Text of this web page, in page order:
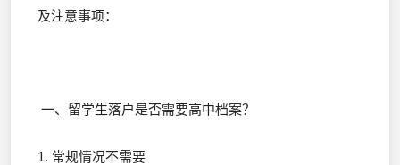
及注意事项：
一、留学生落户是否需要高中档案？
1. 常规情况不需要